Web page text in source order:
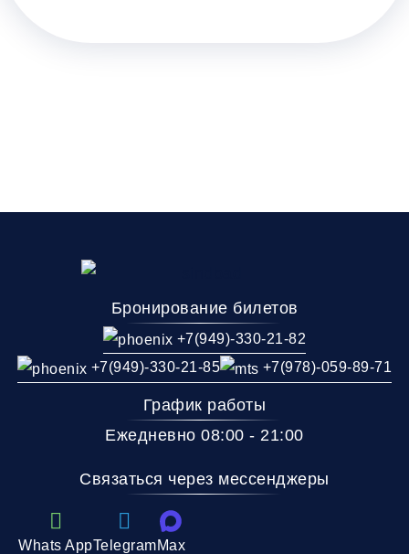
Бронирование билетов
+7(949)-330-21-82
+7(949)-330-21-85
+7(978)-059-89-71
График работы
Ежедневно 08:00 - 21:00
Связаться через мессенджеры
Whats AppTelegramMax